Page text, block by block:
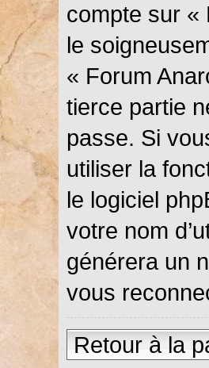
compte sur «
le
« Forum
tierce partie
passe. Si
utiliser la
le logiciel
votre nom
générera un
vous
Retour à la